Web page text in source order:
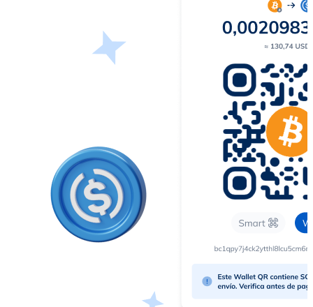
Achetez des cryptomonnaies en espèces et d'autres
Acheter avec espèces
Virement SEPA
Ajoutez des fonds à votre compte Bitnovo ou
Acheter avec virement bancaire
Utilisez les cartes Visa et Mastercard pour acheter